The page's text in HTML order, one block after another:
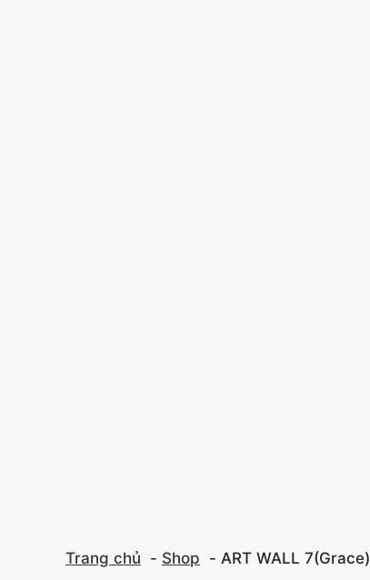
Trang chủ Shop ART WALL 7(Grace)